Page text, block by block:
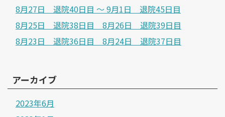
8月27日 退院40日目 ～ 9月1日 退院45日目
8月25日 退院38日目 8月26日 退院39日目
8月23日 退院36日目 8月24日 退院37日目
アーカイブ
2023年6月